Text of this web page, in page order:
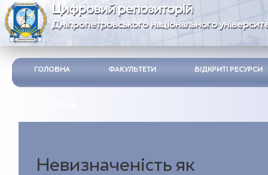
Цифровий репозиторій
Дніпропетровського національного
ГОЛОВНА ФАКУЛЬТЕТИ ВІДКРИТІ РЕСУРСИ
Невизначеність як